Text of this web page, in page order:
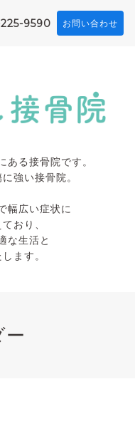
9590 お問い合わせ
ある接骨院です。
強い接骨院。
幅広い症状に
おり、
な生活と
ます。
ー